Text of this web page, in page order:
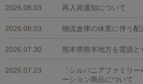
2026.08.03 再入荷通知について
2026.08.03 物流倉庫の休業に伴う配
2026.07.30 熊本県熊本地方を震源
2026.07.23
「シルバニアファミリ
ーション商品について